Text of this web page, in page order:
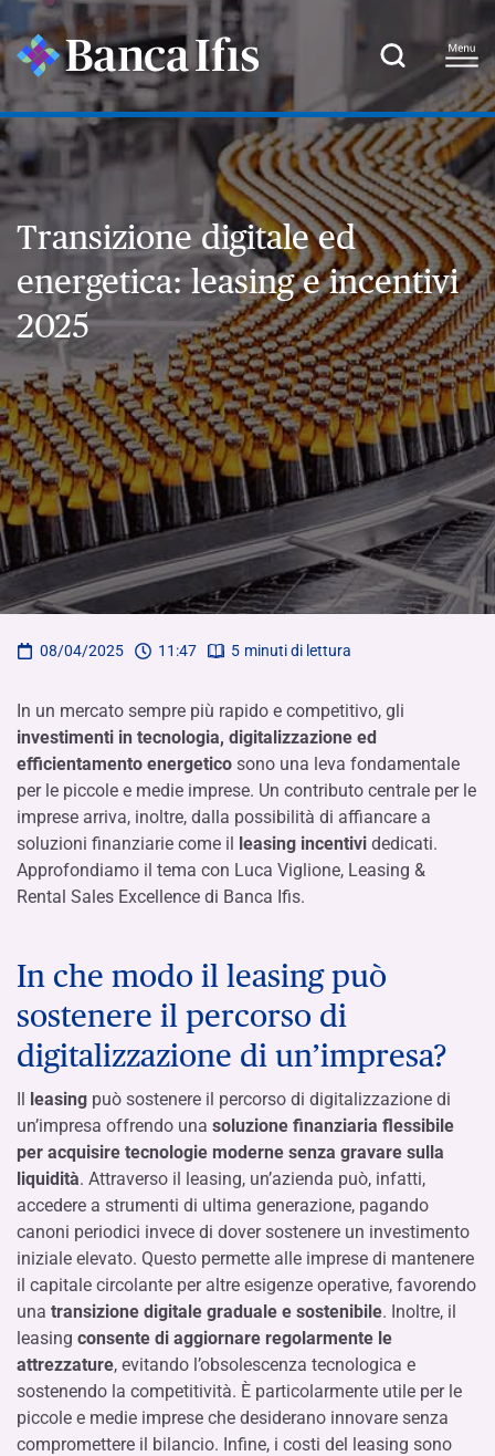
Transizione digitale ed
energetica: leasing e incentivi
2025
08/04/2025 11:47 5 minuti di lettura
In un mercato sempre più rapido e competitivo, gli
investimenti in tecnologia, digitalizzazione ed
efficientamento energetico sono una leva fondamentale
per le piccole e medie imprese. Un contributo centrale per le
imprese arriva, inoltre, dalla possibilità di affiancare a
soluzioni finanziarie come il leasing incentivi dedicati.
Approfondiamo il tema con Luca Viglione, Leasing &
Rental Sales Excellence di Banca Ifis.
In che modo il leasing può
sostenere il percorso di
digitalizzazione di un’impresa?
Il leasing può sostenere il percorso di digitalizzazione di
un’impresa offrendo una soluzione finanziaria flessibile
per acquisire tecnologie moderne senza gravare sulla
liquidità. Attraverso il leasing, un’azienda può, infatti,
accedere a strumenti di ultima generazione, pagando
canoni periodici invece di dover sostenere un investimento
iniziale elevato. Questo permette alle imprese di mantenere
il capitale circolante per altre esigenze operative, favorendo
una transizione digitale graduale e sostenibile. Inoltre, il
leasing consente di aggiornare regolarmente le
attrezzature, evitando l’obsolescenza tecnologica e
sostenendo la competitività. È particolarmente utile per le
piccole e medie imprese che desiderano innovare senza
compromettere il bilancio. Infine, i costi del leasing sono